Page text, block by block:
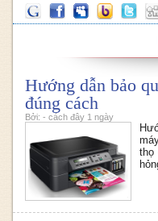
Hướng dẫn bảo
đúng cách
Bởi: - cách đây 1 ngày